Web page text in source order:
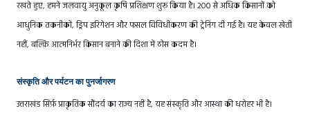
रखते हुए, हमने जलवायु अनुकूल कृषि प्रशिक्षण शुरू किया है। 200 से अधिक किसानों को
आधुनिक तकनीकों, ड्रिप इरिगेशन और फसल विविधीकरण की ट्रेनिंग दी गई है। यह केवल खेती
नहीं, बल्कि आत्मनिर्भर किसान बनाने की दिशा में ठोस कदम है।
संस्कृति और पर्यटन का पुनर्जागरण
उत्तराखंड सिर्फ़ प्राकृतिक सौंदर्य का राज्य नहीं है, यह संस्कृति और आस्था की धरोहर भी है।